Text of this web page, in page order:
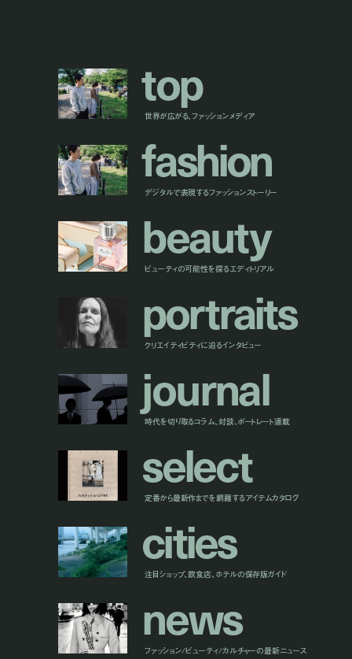
top
世界が広がる、ファッションメディア
fashion
デジタルで表現するファッションストーリー
beauty
ビューティの可能性を探るエディトリアル
portraits
クリエイティビティに迫るインタビュー
journal
時代を切り取るコラム、対談、ポートレート連載
select
定番から最新作までを網羅するアイテムカタログ
cities
注目ショップ、飲食店、ホテルの保存版ガイド
news
ファッション/ビューティ/カルチャーの最新ニュース